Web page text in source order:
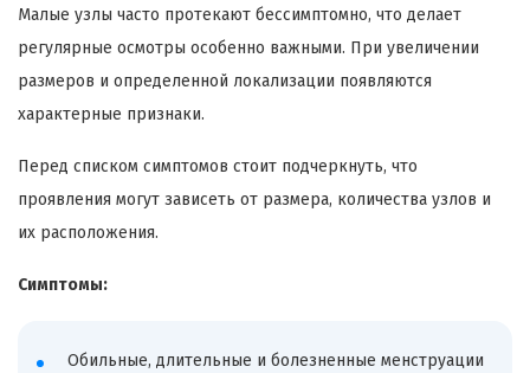
Малые узлы часто протекают бессимптомно, что делает
регулярные осмотры особенно важными. При увеличении
размеров и определенной локализации появляются
характерные признаки.
Перед списком симптомов стоит подчеркнуть, что
проявления могут зависеть от размера, количества узлов и
их расположения.
Симптомы:
Обильные, длительные и болезненные менструации